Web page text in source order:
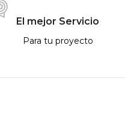
El mejor Servicio
Para tu proyecto